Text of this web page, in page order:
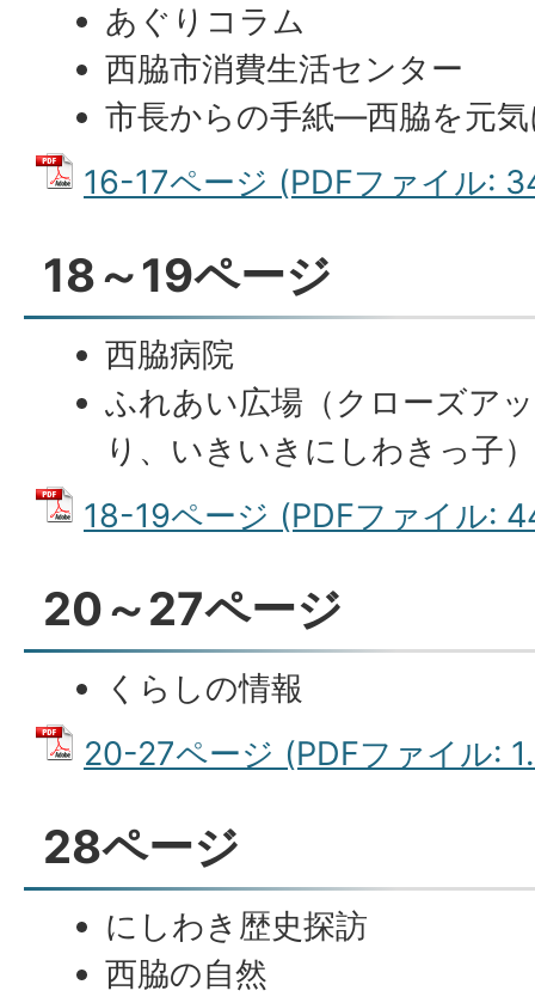
あぐりコラム
西脇市消費生活センター
市長からの手紙―西脇を元
16-17ページ (PDFファイル:
18～19ページ
西脇病院
ふれあい広場（クローズア
り、いきいきにしわきっ子
18-19ページ (PDFファイル:
20～27ページ
くらしの情報
20-27ページ (PDFファイル:
28ページ
にしわき歴史探訪
西脇の自然